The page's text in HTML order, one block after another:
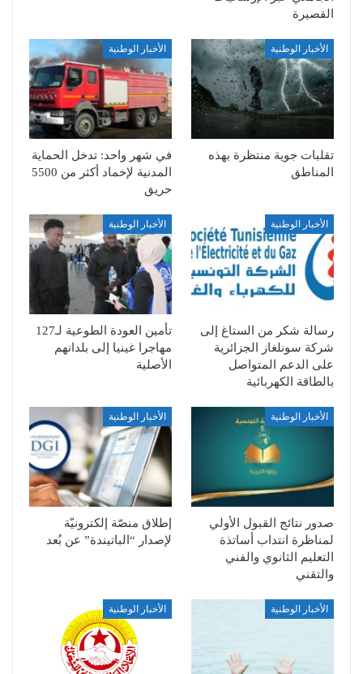
القصيرة
الأخبار الوطنية
تقلبات جوية منتظرة بهذه
المناطق
الأخبار الوطنية
في شهر واحد: تدخل الحماية
المدنية لإخماد أكثر من 5500
حريق
الأخبار الوطنية
رسالة شكر من الستاغ إلى
شركة سونلغاز الجزائرية
على الدعم المتواصل
بالطاقة الكهربائية
الأخبار الوطنية
تأمين العودة الطوعية لـ127
مهاجرا غينيا إلى بلدانهم
الأصلية
الأخبار الوطنية
صدور نتائج القبول الأولي
لمناظرة انتداب أساتذة
التعليم الثانوي والفني
والتقني
الأخبار الوطنية
إطلاق منصّة إلكترونيّة
لإصدار “الباتيندة” عن بُعد
الأخبار الوطنية الأخبار الوطنية